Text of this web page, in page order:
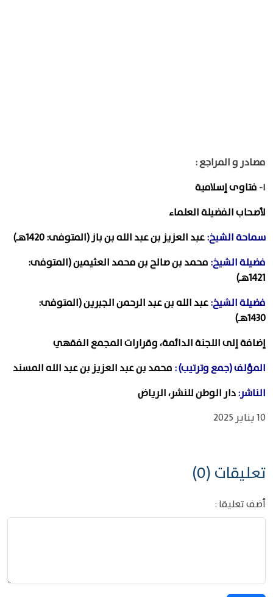
مصادر و المراجع :
١- فتاوى إسلامية
لأصحاب الفضيلة العلماء
سماحة الشيخ:عبد العزيز بن عبد الله بن باز (المتوفى: 1420هـ)
فضيلة الشيخ: محمد بن صالح بن محمد العثيمين (المتوفى:
1421هـ)
فضيلة الشيخ:عبد الله بن عبد الرحمن الجبرين (المتوفى:
1430هـ)
إضافة إلى اللجنة الدائمة، وقرارات المجمع الفقهي
المؤلف (جمع وترتيب) : محمد بن عبد العزيز بن عبد الله المسند
الناشر:دار الوطن للنشر، الرياض
10 يناير 2025
تعليقات (0)
أضف تعليقا :